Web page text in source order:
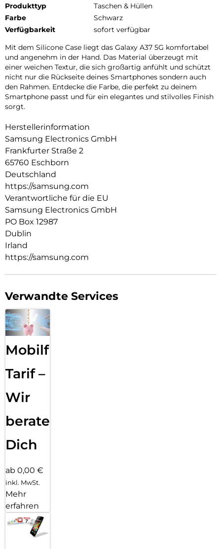
Produkttyp
Taschen & Hüllen
Farbe
Schwarz
Verfügbarkeit
sofort verfügbar
Mit dem Silicone Case liegt das Galaxy A37 5G komfortabel
und angenehm in der Hand. Das Material überzeugt mit
einer weichen Textur, die sich großartig anfühlt und schützt
nicht nur die Rückseite deines Smartphones sondern auch
den Rahmen. Entdecke die Farbe, die perfekt zu deinem
Smartphone passt und für ein elegantes und stilvolles Finish
sorgt.
Herstellerinformation
Samsung Electronics GmbH
Frankfurter Straße 2
65760 Eschborn
Deutschland
https://samsung.com
Verantwortliche für die EU
Samsung Electronics GmbH
PO Box 12987
Dublin
Irland
https://samsung.com
Verwandte Services
Mobilfunk
Tarif –
Wir
beraten
Dich
ab 0,00 €
inkl. MwSt.
Mehr
erfahren